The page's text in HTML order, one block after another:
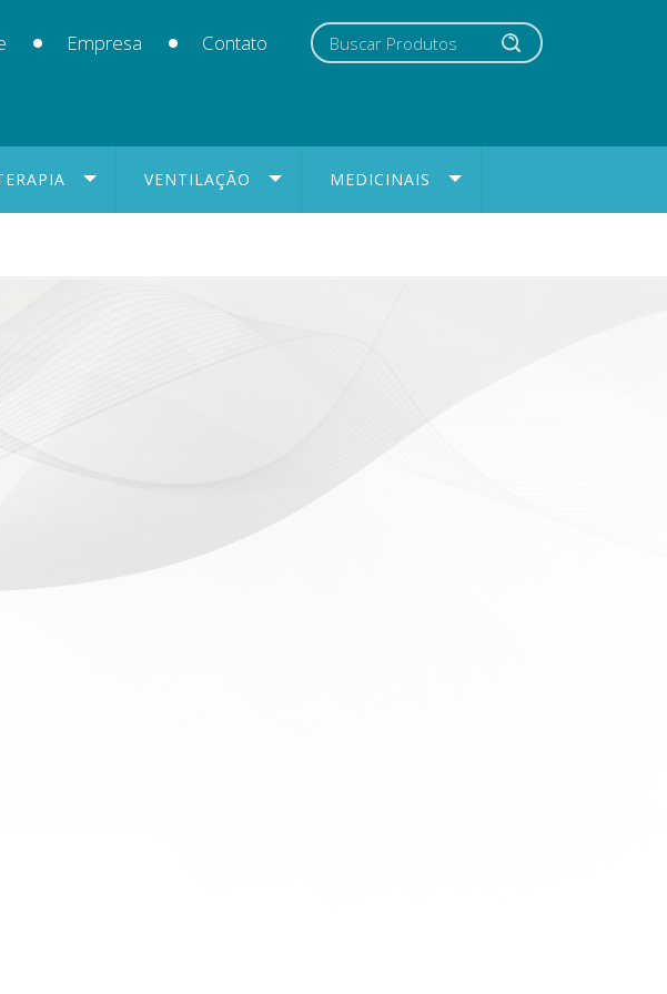
Empresa Contato
VENTILAÇÃO MEDICINAIS